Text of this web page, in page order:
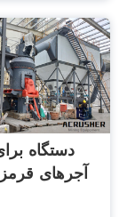
دستگاه
آجرهای